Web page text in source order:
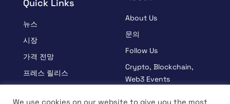
Quick Links
뉴스
시장
가격 전망
프레스 릴리스
About Us
문의
Follow Us
Crypto, Blockchain,
Web3 Events
We use cookies on our website to give you the most